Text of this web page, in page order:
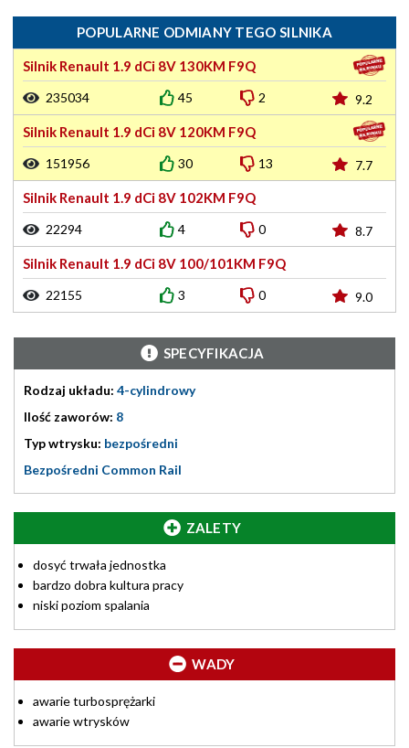
POPULARNE ODMIANY TEGO SILNIKA
Silnik Renault 1.9 dCi 8V 130KM F9Q
235034 45 2 9.2
Silnik Renault 1.9 dCi 8V 120KM F9Q
151956 30 13 7.7
Silnik Renault 1.9 dCi 8V 102KM F9Q
22294 4 0 8.7
Silnik Renault 1.9 dCi 8V 100/101KM F9Q
22155 3 0 9.0
SPECYFIKACJA
Rodzaj układu: 4-cylindrowy
Ilość zaworów: 8
Typ wtrysku: bezpośredni
Bezpośredni Common Rail
ZALETY
dosyć trwała jednostka
bardzo dobra kultura pracy
niski poziom spalania
WADY
awarie turbosprężarki
awarie wtrysków